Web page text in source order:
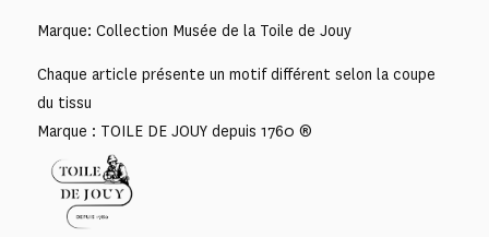
Marque: Collection Musée de la Toile de Jouy
Chaque article présente un motif différent selon la coupe
du tissu
Marque : TOILE DE JOUY depuis 1760 ®